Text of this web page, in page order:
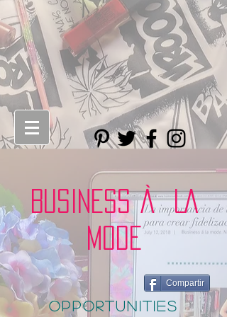
BUSINESS À LA
MODE
Compartir
opportunities